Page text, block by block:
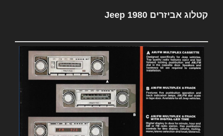
קטלוג אביזרים Jeep 1980